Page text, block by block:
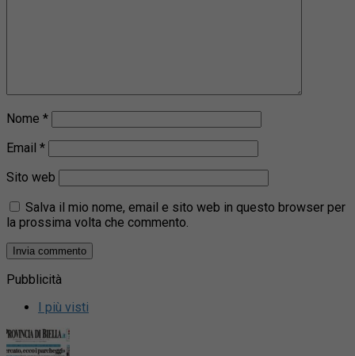
Nome *
Email *
Sito web
Salva il mio nome, email e sito web in questo browser per
la prossima volta che commento.
Pubblicità
I più visti